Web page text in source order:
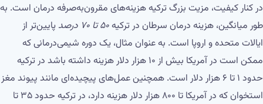
در کنار کیفیت، مزیت بزرگ ترکیه هزینه‌های مقرون‌به‌صرفه درمان است. به
طور میانگین، هزینه درمان سرطان در ترکیه۵۰ تا ۷۰ درصد
پایین‌تر از
ایالات متحده و اروپا است. به عنوان مثال، یک دوره شیمی‌درمانی که
ممکن است در آمریکا بیش از ۱۰ هزار دلار هزینه داشته باشد در ترکیه
حدود ۱ تا ۶ هزار دلار است. همچنین عمل‌های پیچیده‌ای مانند پیوند مغز
استخوان که در آمریکا تا ۸۰۰ هزار دلار هزینه دارد، در ترکیه حدود ۳۵ تا